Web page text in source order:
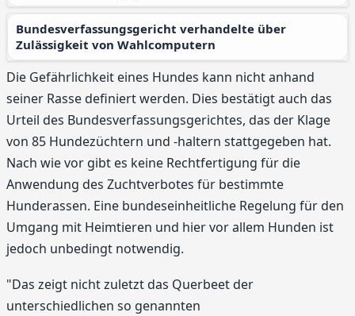
Bundesverfassungsgericht verhandelte über
Zulässigkeit von Wahlcomputern
Die Gefährlichkeit eines Hundes kann nicht anhand
seiner Rasse definiert werden. Dies bestätigt auch das
Urteil des Bundesverfassungsgerichtes, das der Klage
von 85 Hundezüchtern und -haltern stattgegeben hat.
Nach wie vor gibt es keine Rechtfertigung für die
Anwendung des Zuchtverbotes für bestimmte
Hunderassen. Eine bundeseinheitliche Regelung für den
Umgang mit Heimtieren und hier vor allem Hunden ist
jedoch unbedingt notwendig.
"Das zeigt nicht zuletzt das Querbeet der
unterschiedlichen so genannten